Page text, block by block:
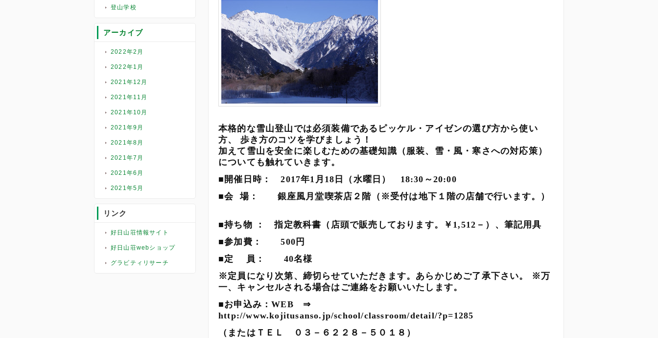
登山学校
アーカイブ
2022年2月
2022年1月
2021年12月
2021年11月
2021年10月
2021年9月
2021年8月
2021年7月
2021年6月
2021年5月
リンク
好日山荘情報サイト
好日山荘webショップ
グラビティリサーチ
本格的な雪山登山では必須装備であるピッケル・アイゼンの選び方から使い
方、 歩き方のコツを学びましょう！
加えて雪山を安全に楽しむための基礎知識（服装、雪・風・寒さへの対応策）
についても触れていきます。
■開催日時： 2017年1月18日（水曜日） 18:30～20:00
■会 場： 銀座風月堂喫茶店２階（※受付は地下１階の店舗で行います。）
■持ち物 ： 指定教科書（店頭で販売しております。￥1,512－）、筆記用具
■参加費： 500円
■定 員： 40名様
※定員になり次第、締切らせていただきます。あらかじめご了承下さい。 ※万
一、キャンセルされる場合はご連絡をお願いいたします。
■お申込み：WEB ⇒
http://www.kojitusanso.jp/school/classroom/detail/?p=1285
（またはＴＥＬ ０３－６２２８－５０１８）